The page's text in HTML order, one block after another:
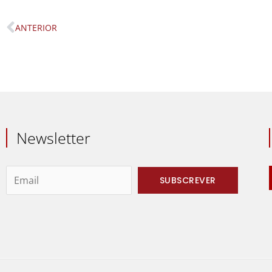
Prev
ANTERIOR
Newsletter